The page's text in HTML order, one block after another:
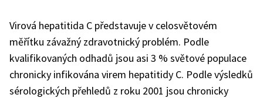
Virová hepatitida C představuje v celosvětovém
měřítku závažný zdravotnický problém. Podle
kvalifikovaných odhadů jsou asi 3 % světové populace
chronicky infikována virem hepatitidy C. Podle výsledků
sérologických přehledů z roku 2001 jsou chronicky